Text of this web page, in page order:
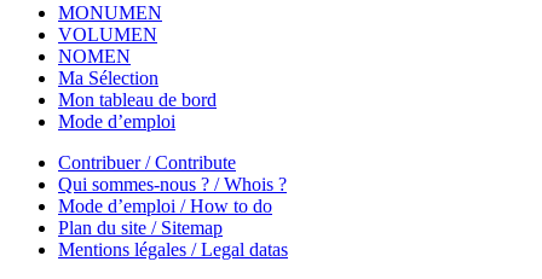
MONUMEN
VOLUMEN
NOMEN
Ma Sélection
Mon tableau de bord
Mode d’emploi
Contribuer / Contribute
Qui sommes-nous ? / Whois ?
Mode d’emploi / How to do
Plan du site / Sitemap
Mentions légales / Legal datas